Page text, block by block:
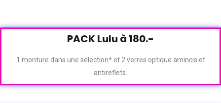
PACK Lulu à 180.-
1 monture dans une sélection* et 2 verres optique amincis et
antireflets.